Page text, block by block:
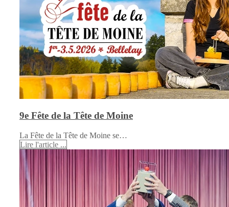
9e Fête de la Tête de Moine
La Fête de la Tête de Moine se…
Lire l'article ...